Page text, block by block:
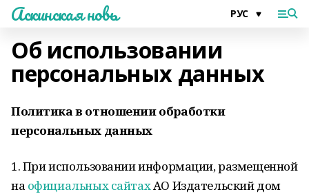
Аскинская новь
Об использовании
персональных данных
Политика в отношении обработки
персональных данных
1. При использовании информации, размещенной
на официальных сайтахАО Издательский дом